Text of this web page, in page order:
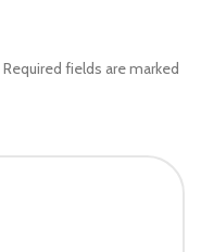
Required fields are marked